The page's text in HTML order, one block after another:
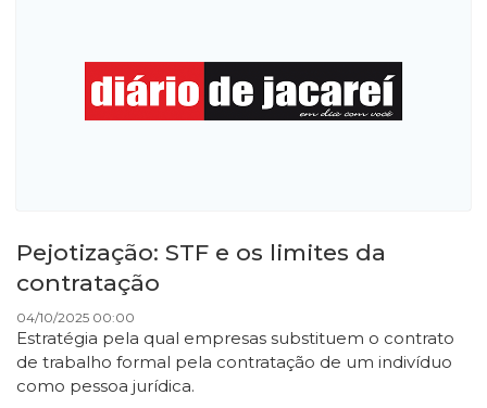
Pejotização: STF e os limites da
contratação
04/10/2025 00:00
Estratégia pela qual empresas substituem o contrato
de trabalho formal pela contratação de um indivíduo
como pessoa jurídica.